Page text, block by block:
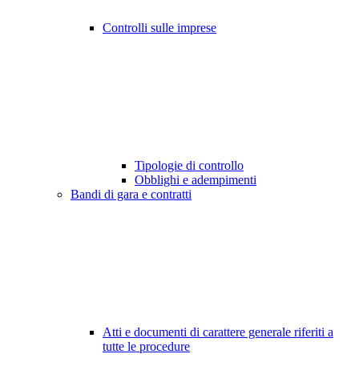
Controlli sulle imprese
Tipologie di controllo
Obblighi e adempimenti
Bandi di gara e contratti
Atti e documenti di carattere generale riferiti a
tutte le procedure